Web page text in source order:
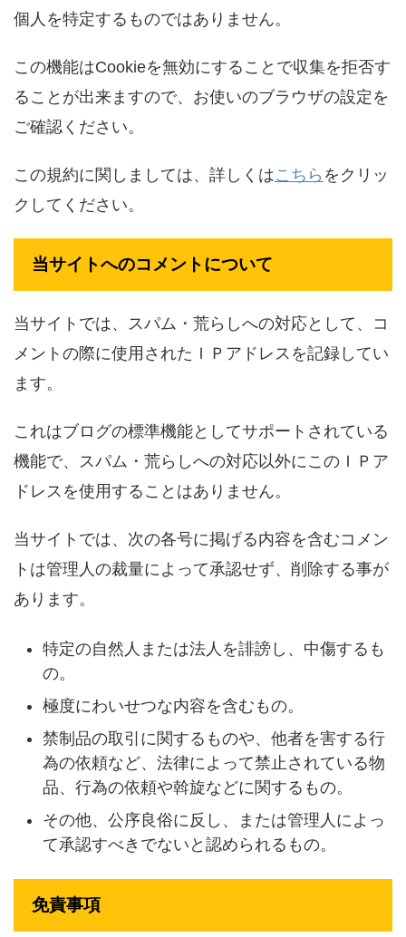
個人を特定するものではありません。
この機能はCookieを無効にすることで収集を拒否す
ることが出来ますので、お使いのブラウザの設定を
ご確認ください。
この規約に関しましては、詳しくはこちら をクリッ
クしてください。
当サイトへのコメントについて
当サイトでは、スパム・荒らしへの対応として、コ
メントの際に使用されたＩＰアドレスを記録してい
ます。
これはブログの標準機能としてサポートされている
機能で、スパム・荒らしへの対応以外にこのＩＰア
ドレスを使用することはありません。
当サイトでは、次の各号に掲げる内容を含むコメン
トは管理人の裁量によって承認せず、削除する事が
あります。
特定の自然人または法人を誹謗し、中傷するも
の。
極度にわいせつな内容を含むもの。
禁制品の取引に関するものや、他者を害する行
為の依頼など、法律によって禁止されている物
品、行為の依頼や斡旋などに関するもの。
その他、公序良俗に反し、または管理人によっ
て承認すべきでないと認められるもの。
免責事項